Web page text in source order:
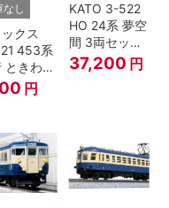
なし
ックス
453系
ときわ
両セッ
ト Nゲージ
円
KATO 3-522
HO 24系 夢空
間 3両セット
HOゲージ
37,200 円